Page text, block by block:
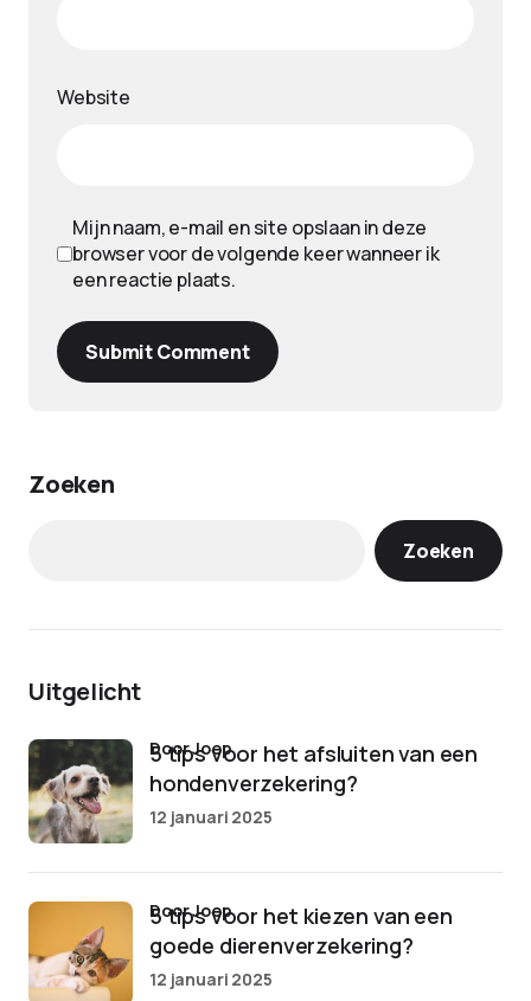
Website
Mijn naam, e-mail en site opslaan in deze
browser voor de volgende keer wanneer ik
een reactie plaats.
Submit Comment
Zoeken
Zoeken
Uitgelicht
5 tips voor het afsluiten van een
hondenverzekering?
door Joep
12 januari 2025
5 tips voor het kiezen van een
goede dierenverzekering?
door Joep
12 januari 2025